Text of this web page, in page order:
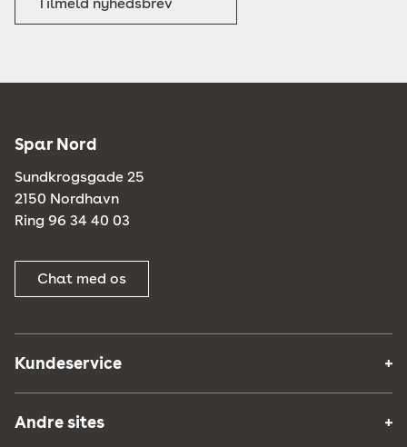
Spar Nord
Sundkrogsgade 25
2150 Nordhavn
Ring 96 34 40 03
Chat med os
Kundeservice
Andre sites